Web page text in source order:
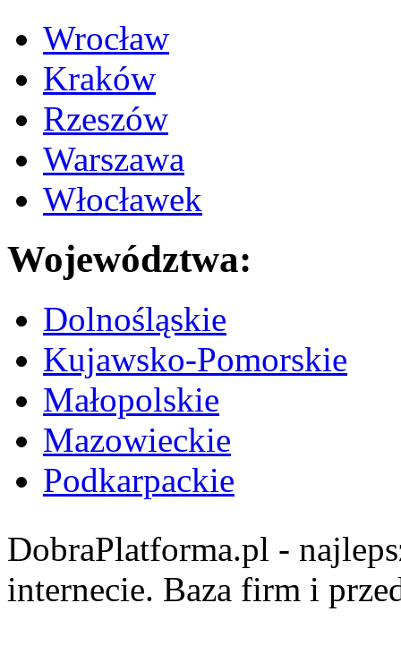
Wrocław
Kraków
Rzeszów
Warszawa
Włocławek
Województwa:
Dolnośląskie
Kujawsko-Pomorskie
Małopolskie
Mazowieckie
Podkarpackie
DobraPlatforma.pl -
internecie. Baza firm i